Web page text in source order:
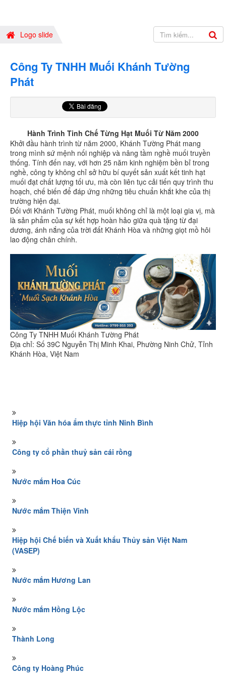
Logo slide
Công Ty TNHH Muối Khánh Tường
Phát
Hành Trình Tinh Chế Từng Hạt Muối Từ Năm 2000
Khởi đầu hành trình từ năm 2000, Khánh Tường Phát mang
trong mình sứ mệnh nối nghiệp và nâng tầm nghề muối truyền
thống. Tính đến nay, với hơn 25 năm kinh nghiệm bền bỉ trong
nghề, công ty không chỉ sở hữu bí quyết sản xuất kết tinh hạt
muối đạt chất lượng tối ưu, mà còn liên tục cải tiến quy trình thu
hoạch, chế biến để đáp ứng những tiêu chuẩn khắt khe của thị
trường hiện đại.
Đối với Khánh Tường Phát, muối không chỉ là một loại gia vị, mà
là sản phẩm của sự kết hợp hoàn hảo giữa quà tặng từ đại
dương, ánh nắng của trời đất Khánh Hòa và những giọt mồ hôi
lao động chân chính.
Công Ty TNHH Muối Khánh Tường Phát
Địa chỉ: Số 39C Nguyễn Thị Minh Khai, Phường Ninh Chử, Tỉnh
Khánh Hòa, Việt Nam
Hiệp hội Văn hóa ẩm thực tỉnh Ninh Bình
Công ty cổ phần thuỷ sản cái rồng
Nước mắm Hoa Cúc
Nước mắm Thiện Vinh
Hiệp hội Chế biến và Xuất khẩu Thủy sản Việt Nam
(VASEP)
Nước mắm Hương Lan
Nước mắm Hồng Lộc
Thành Long
Công ty Hoàng Phúc